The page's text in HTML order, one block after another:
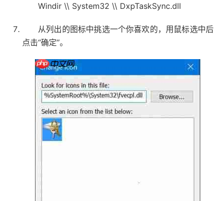
Windir \\ System32 \\ DxpTaskSync.dll
从列出的图标中挑选一个你喜欢的，用鼠标选中后
点击“确定”。